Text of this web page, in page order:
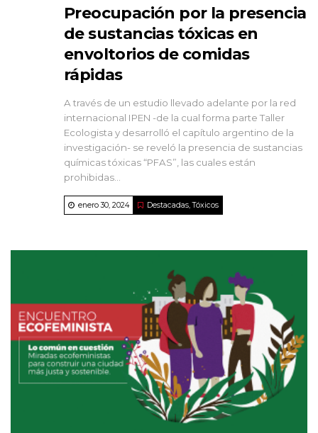
Preocupación por la presencia
de sustancias tóxicas en
envoltorios de comidas
rápidas
A través de un estudio llevado adelante por la red
internacional IPEN -de la cual forma parte Taller
Ecologista y desarrolló el capítulo argentino de la
investigación- se reveló la presencia de sustancias
químicas tóxicas “PFAS”, las cuales están
prohibidas...
enero 30, 2024 Destacadas,Tóxicos